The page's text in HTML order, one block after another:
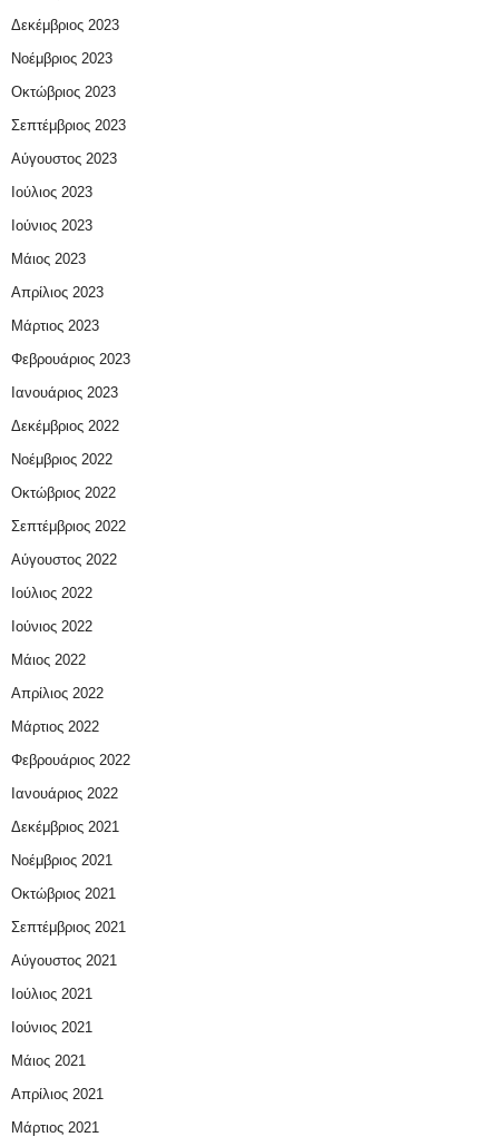
Δεκέμβριος 2023
Νοέμβριος 2023
Οκτώβριος 2023
Σεπτέμβριος 2023
Αύγουστος 2023
Ιούλιος 2023
Ιούνιος 2023
Μάιος 2023
Απρίλιος 2023
Μάρτιος 2023
Φεβρουάριος 2023
Ιανουάριος 2023
Δεκέμβριος 2022
Νοέμβριος 2022
Οκτώβριος 2022
Σεπτέμβριος 2022
Αύγουστος 2022
Ιούλιος 2022
Ιούνιος 2022
Μάιος 2022
Απρίλιος 2022
Μάρτιος 2022
Φεβρουάριος 2022
Ιανουάριος 2022
Δεκέμβριος 2021
Νοέμβριος 2021
Οκτώβριος 2021
Σεπτέμβριος 2021
Αύγουστος 2021
Ιούλιος 2021
Ιούνιος 2021
Μάιος 2021
Απρίλιος 2021
Μάρτιος 2021